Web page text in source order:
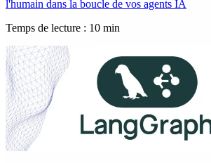
l'humain dans la boucle de vos agents IA
Temps de lecture : 10 min